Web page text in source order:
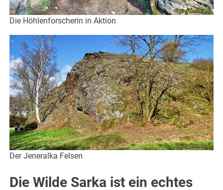
Die Höhlenforscherin in Aktion
Der Jeneralka Felsen
Die Wilde Sarka ist ein echtes